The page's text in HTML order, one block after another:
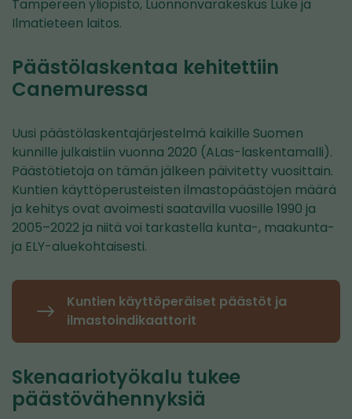
Tampereen yliopisto, Luonnonvarakeskus Luke ja
Ilmatieteen laitos.
Päästölaskentaa kehitettiin
Canemuressa
Uusi päästölaskentajärjestelmä kaikille Suomen
kunnille julkaistiin vuonna 2020 (ALas-laskentamalli).
Päästötietoja on tämän jälkeen päivitetty vuosittain.
Kuntien käyttöperusteisten ilmastopäästöjen määrä
ja kehitys ovat avoimesti saatavilla vuosille 1990 ja
2005–2022 ja niitä voi tarkastella kunta-, maakunta-
ja ELY-aluekohtaisesti.
Kuntien käyttöperäiset päästöt ja
ilmastoindikaattorit
Skenaariotyökalu tukee
päästövähennyksiä